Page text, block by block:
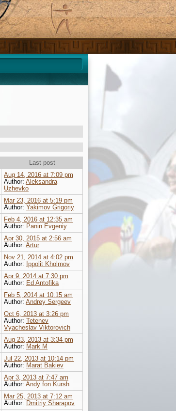
Last post
Aug 14, 2016 at 7:09 pm
Author: Aleksandra
Uzhevko
Mar 23, 2016 at 5:19 pm
Author: Yakimov Grigoriy
Feb 4, 2016 at 12:35 am
Author: Panin Evgeniy
Apr 30, 2015 at 2:56 am
Author: Artur
Nov 21, 2014 at 4:02 pm
Author: Ippolit Kholmov
Apr 9, 2014 at 7:30 pm
Author: Ed Antofika
Feb 5, 2014 at 10:15 am
Author: Andrey Sergeev
Oct 6, 2013 at 3:26 pm
Author: Tetenev
Vyacheslav Viktorovich
Aug 23, 2013 at 3:34 pm
Author: Mark M
Jul 22, 2013 at 10:14 pm
Author: Marat Bakiev
Apr 3, 2013 at 7:47 am
Author: Andy fon Kursh
Mar 25, 2013 at 7:12 am
Author: Dmitriy Sharapov